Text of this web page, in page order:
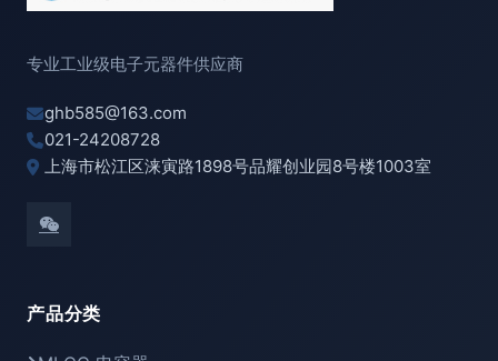
专业工业级电子元器件供应商
ghb585@163.com
021-24208728
上海市松江区涞寅路1898号品耀创业园8号楼1003室
产品分类